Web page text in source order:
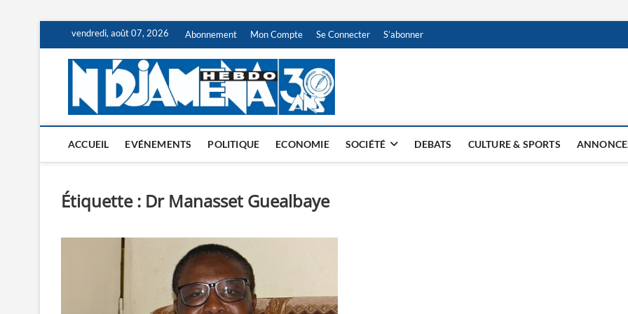
content
vendredi, août 07, 2026 Abonnement Mon Compte Se Connecter S’abonner
NDJAMENA HEBDO
ACCUEIL EVÉNEMENTS POLITIQUE ECONOMIE SOCIÉTÉ DEBATS CULTURE & SPORTS
Étiquette : Dr Manasset Guealbaye